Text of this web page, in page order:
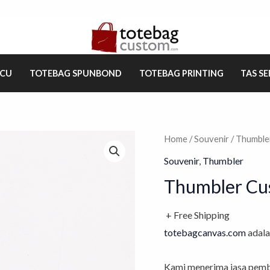
TOTEBAG SPUNBOND TOTEBAG PRINTING TAS
Home /Souvenir /
Souvenir, Thumbler
Thumbler
+ Free Shipping
totebagcanvas.com
Kami menerima jasa